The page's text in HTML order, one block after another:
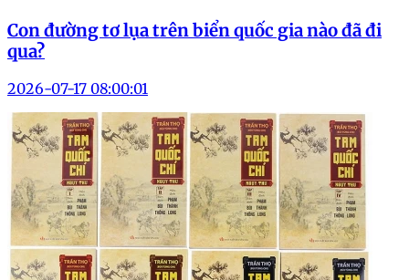
Con đường tơ lụa trên biển quốc gia nào đã đi
qua?
2026-07-17 08:00:01